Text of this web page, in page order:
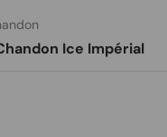
Ice Impérial